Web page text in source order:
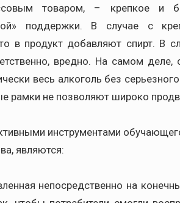
товаром, – крепкое и
поддержки. В случае с
в продукт добавляют спирт. В
вредно. На самом
весь алкоголь без
рамки не позволяют широко
инструментами
являются:
непосредственно на